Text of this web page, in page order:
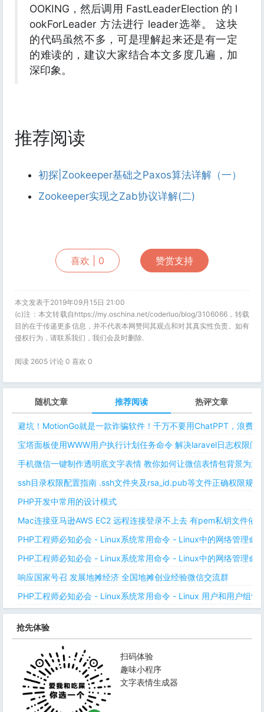
OOKING，然后调用 FastLeaderElection 的 l
ookForLeader 方法进行 leader选举。 这块
的代码虽然不多，可是理解起来还是有一定
的难读的，建议大家结合本文多度几遍，加
深印象。
推荐阅读
初探|Zookeeper基础之Paxos算法详解（一）
Zookeeper实现之Zab协议详解(二)
喜欢 | 0 赞赏支持
本文发表于2019年09月15日 21:00
(c)注：本文转载自https://my.oschina.net/coderluo/blog/3106066，转载
目的在于传递更多信息，并不代表本网赞同其观点和对其真实性负责。如有
侵权行为，请联系我们，我们会及时删除.
阅读 2605 讨论 0 喜欢 0
随机文章 推荐阅读 热评文章
避坑！MotionGo就是一款诈骗软件！千万不要用ChatPPT，浪费时
宝塔面板使用WWW用户执行计划任务命令 解决laravel日志权限问
手机微信一键制作透明底文字表情 教你如何让微信表情包背景为
ssh目录权限配置指南 .ssh文件夹及rsa_id.pub等文件正确权限规则
PHP开发中常用的设计模式
Mac连接亚马逊AWS EC2 远程连接登录不上去 有pem私钥文件依
PHP工程师必知必会 - Linux系统常用命令 - Linux中的网络管理命
PHP工程师必知必会 - Linux系统常用命令 - Linux中的网络管理命
响应国家号召 发展地摊经济 全国地摊创业经验微信交流群
PHP工程师必知必会 - Linux系统常用命令 - Linux 用户和用户组管
抢先体验
扫码体验
趣味小程序
文字表情生成器